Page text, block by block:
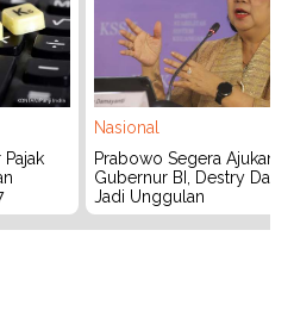
Nasional
Prabowo Segera Ajukan
Gubernur BI, Destry
Jadi Unggulan